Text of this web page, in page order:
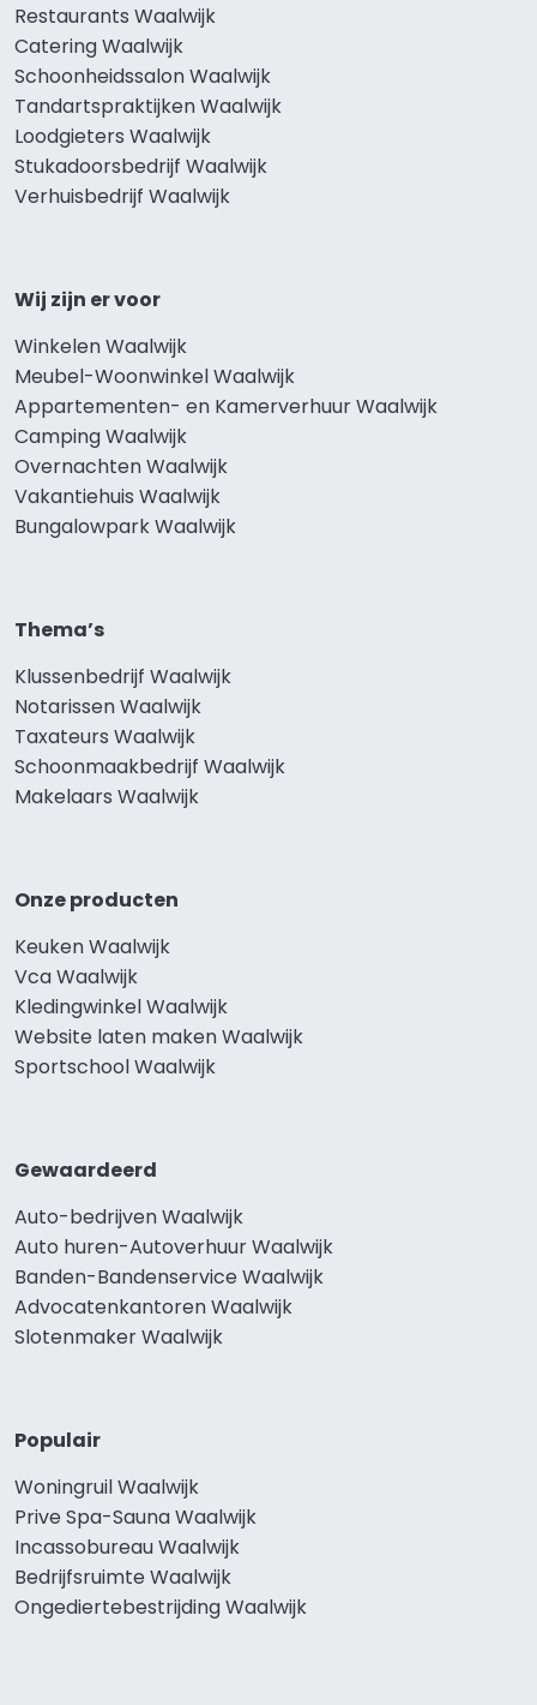
Restaurants Waalwijk
Catering Waalwijk
Schoonheidssalon Waalwijk
Tandartspraktijken Waalwijk
Loodgieters Waalwijk
Stukadoorsbedrijf Waalwijk
Verhuisbedrijf Waalwijk
Wij zijn er voor
Winkelen Waalwijk
Meubel-Woonwinkel Waalwijk
Appartementen- en Kamerverhuur Waalwijk
Camping Waalwijk
Overnachten Waalwijk
Vakantiehuis Waalwijk
Bungalowpark Waalwijk
Thema’s
Klussenbedrijf Waalwijk
Notarissen Waalwijk
Taxateurs Waalwijk
Schoonmaakbedrijf Waalwijk
Makelaars Waalwijk
Onze producten
Keuken Waalwijk
Vca Waalwijk
Kledingwinkel Waalwijk
Website laten maken Waalwijk
Sportschool Waalwijk
Gewaardeerd
Auto-bedrijven Waalwijk
Auto huren-Autoverhuur Waalwijk
Banden-Bandenservice Waalwijk
Advocatenkantoren Waalwijk
Slotenmaker Waalwijk
Populair
Woningruil Waalwijk
Prive Spa-Sauna Waalwijk
Incassobureau Waalwijk
Bedrijfsruimte Waalwijk
Ongediertebestrijding Waalwijk